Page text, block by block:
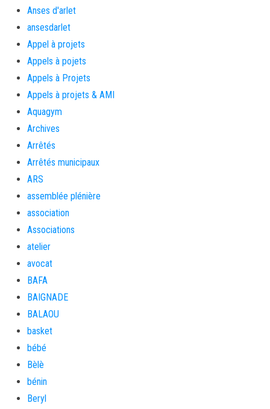
Anses d'arlet
ansesdarlet
Appel à projets
Appels à pojets
Appels à Projets
Appels à projets & AMI
Aquagym
Archives
Arrêtés
Arrêtés municipaux
ARS
assemblée plénière
association
Associations
atelier
avocat
BAFA
BAIGNADE
BALAOU
basket
bébé
Bèlè
bénin
Beryl